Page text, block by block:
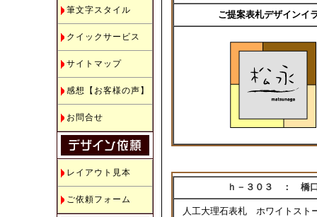
ご提案表札デザインイ
ｈ－３０３ ： 橋
人工大理石表札 ホワイトスト
筆文字スタイル
クイックサービス
サイトマップ
感想【お客様の声】
お問合せ
レイアウト見本
ご依頼フォーム